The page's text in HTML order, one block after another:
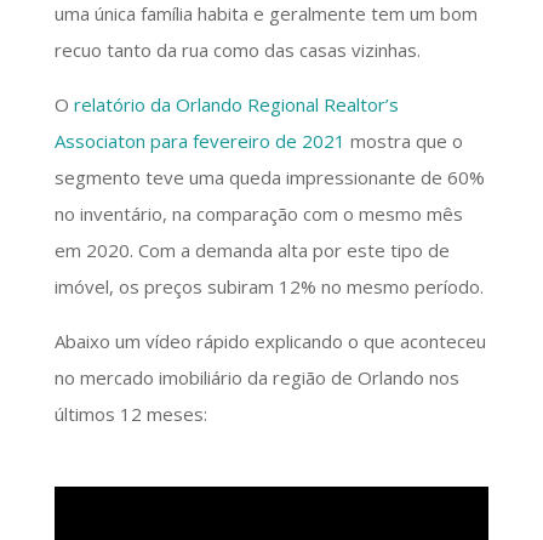
uma única família habita e geralmente tem um bom
recuo tanto da rua como das casas vizinhas.
O relatório da Orlando Regional Realtor’s
Associaton para fevereiro de 2021 mostra que o
segmento teve uma queda impressionante de 60%
no inventário, na comparação com o mesmo mês
em 2020. Com a demanda alta por este tipo de
imóvel, os preços subiram 12% no mesmo período.
Abaixo um vídeo rápido explicando o que aconteceu
no mercado imobiliário da região de Orlando nos
últimos 12 meses: